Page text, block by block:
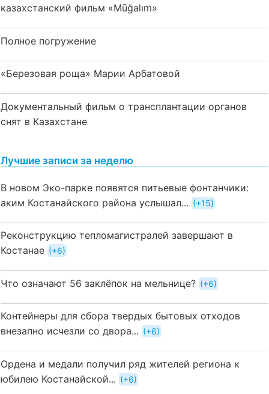
казахстанский фильм «Mūğalım»
Полное погружение
«Березовая роща» Марии Арбатовой
Документальный фильм о трансплантации органов
снят в Казахстане
Лучшие записи за неделю
В новом Эко-парке появятся питьевые фонтанчики:
аким Костанайского района услышал...
+15
Реконструкцию тепломагистралей завершают в
Костанае
+6
Что означают 56 заклёпок на мельнице? +6
Контейнеры для сбора твердых бытовых отходов
внезапно исчезли со двора...
+6
Ордена и медали получил ряд жителей региона к
юбилею Костанайской...
+6